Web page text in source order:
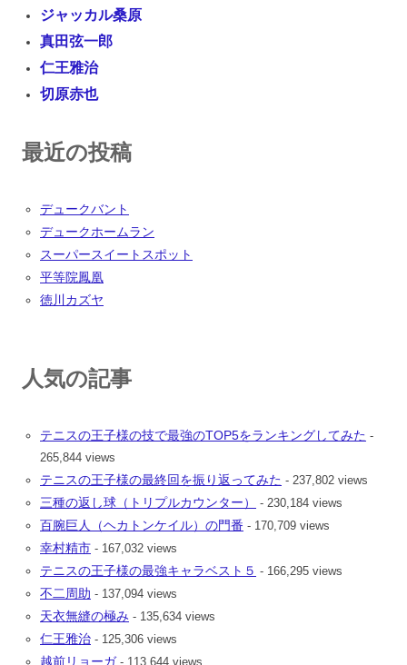
ジャッカル桑原
真田弦一郎
仁王雅治
切原赤也
最近の投稿
デュークバント
デュークホームラン
スーパースイートスポット
平等院鳳凰
徳川カズヤ
人気の記事
テニスの王子様の技で最強のTOP5をランキングしてみた -
265,844 views
テニスの王子様の最終回を振り返ってみた - 237,802 views
三種の返し球（トリプルカウンター） - 230,184 views
百腕巨人（ヘカトンケイル）の門番 - 170,709 views
幸村精市 - 167,032 views
テニスの王子様の最強キャラベスト５ - 166,295 views
不二周助 - 137,094 views
天衣無縫の極み - 135,634 views
仁王雅治 - 125,306 views
越前リョーガ- 113,644 views